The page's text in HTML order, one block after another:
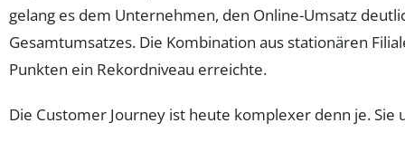
gelang es dem Unternehmen, den Online-Umsatz
Gesamtumsatzes. Die Kombination aus stationären
Punkten ein Rekordniveau erreichte.
Die Customer Journey ist heute komplexer denn je.